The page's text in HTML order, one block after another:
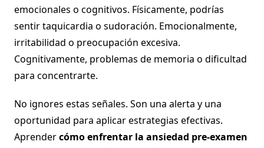
emocionales o cognitivos. Físicamente, podrías
sentir taquicardia o sudoración. Emocionalmente,
irritabilidad o preocupación excesiva.
Cognitivamente, problemas de memoria o dificultad
para concentrarte.
No ignores estas señales. Son una alerta y una
oportunidad para aplicar estrategias efectivas.
Aprendercómo enfrentar la ansiedad pre-examen